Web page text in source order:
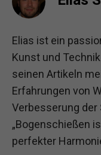
Elias ist ein
Kunst und
seinen Artikeln
Erfahrungen von
Verbesserung
„Bogenschießen
perfekter